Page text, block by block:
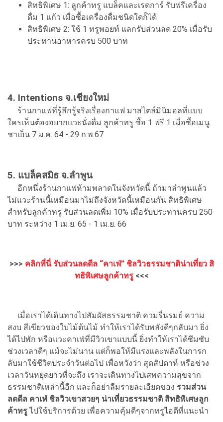
สิทธิพิเศษ 1: ลูกค้าทรู แบล็คและเรดการ์ รับฟรีเครื่อง
ดื่ม 1 แก้ว เมื่อซื้อเครื่องดื่มชนิดใดก็ได้
สิทธิพิเศษ 2: ใช้ 1 ทรูพอยท์ แลกรับส่วนลด 20% เมื่อรับ
ประทานอาหารครบ 500 บาท
4. Intentions จ.เชียงใหม่
ร้านกาแฟที่รู้ลึกรู้จริงเรื่องกาแฟ มาสไตล์มินิมอลที่แบบ
ใครเห็นต้องอยากแวะนั่งดื่ม ลูกค้าทรู ซื้อ 1 ฟรี 1 เมื่อซื้อเมนู
ชาเย็น 7 ม.ค. 64 - 29 ก.พ.67
5. แบล็คสมิธ จ.ลำพูน
อีกหนึ่งร้านกาแฟห้ามพลาดในจังหวัดนี้ ถ้ามาลำพูนแล้ว
ไม่แวะร้านนี้เหมือนมาไม่ถึงจังหวัดนี้เหมือนกัน สิทธิพิเศษ
สำหรับลูกค้าทรู รับส่วนลดเพิ่ม 10% เมื่อรับประทานครบ 250
บาท ระหว่าง 1 เม.ย. 65 - 1 เม.ย. 66
>>> คลิกที่นี่ รับส่วนลดดีล “คาเฟ่” ชิลวิวธรรมชาติน่าเที่ยว สิ
ทธิพิเศษลูกค้าทรู<<<
เมื่อเราได้เดินทางไปสัมผัสธรรมชาติ ควมรื่นรมย์ ความ
สงบ สีเขียวของใบไม้ต้นไม้ ทำให้เราได้รับพลังดีๆกลับมา ยิ่ง
ได้ไปพัก หรือแวะคาเฟ่ที่มีวิวเขาแบบนี้ ยิ่งทำให้เราได้ซึมซับ
ช่วงเวลาดีๆ แม้จะไม่นาน แต่ก็พอให้มีแรงและพลังในการก
ลับมาใช้ชีวิตประจำวันต่อไป เพื่อหวังว่า สุดสัปดาห์ หรือช่วง
เวลาวันหยุดยาวที่จะถึง เราจะเดินทางไปเสพความสุขจาก
ธรรมชาติเหล่านี้อีก และก็อย่าลืมรายละเอียดของ รวมส่วน
ลดดีล คาเฟ่ ชิลวิวเขาสวยๆ น่าเที่ยวธรรมชาติ สิทธิพิเศษลูก
ค้าทรูไปใช้บริการด้วย เพื่อความคุ้มดีๆจากทรูไอดีที่แนะนำ